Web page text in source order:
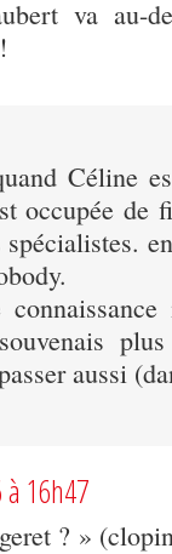
va au-
Céline
occupée de
aussi
16h47
? »